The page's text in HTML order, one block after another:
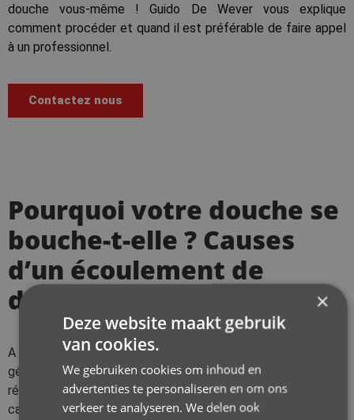
douche vous-même ! Guido De Wever vous explique
comment procéder et quand il est préférable de faire appel
à un professionnel.
Contactez nous
Pourquoi votre douche se
bouche-t-elle ? Causes
d’un écoulement de
douche bouché
A évacuation de la douche bouchée
généralement en raison de l’accumulation de saletés et de
résidus de savon. Cela peut entraîner une obstruction des
canalisations et une odeur nauséabonde, ce qui est bien sûr
×
Deze website maakt gebruik
van cookies.
We gebruiken cookies om inhoud en
advertenties te personaliseren en om ons
verkeer te analyseren. We delen ook